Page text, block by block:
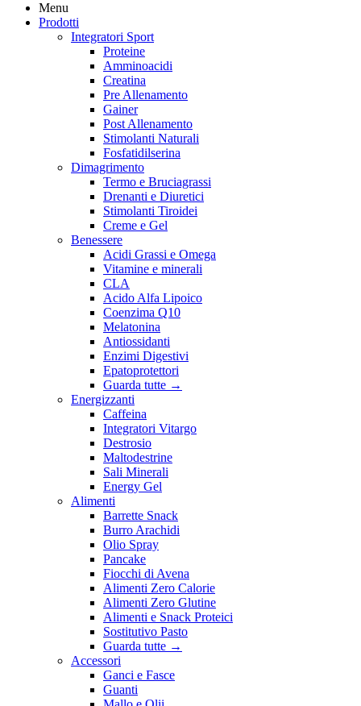
Menu
Prodotti
Integratori Sport
Proteine
Amminoacidi
Creatina
Pre Allenamento
Gainer
Post Allenamento
Stimolanti Naturali
Fosfatidilserina
Dimagrimento
Termo e Bruciagrassi
Drenanti e Diuretici
Stimolanti Tiroidei
Creme e Gel
Benessere
Acidi Grassi e Omega
Vitamine e minerali
CLA
Acido Alfa Lipoico
Coenzima Q10
Melatonina
Antiossidanti
Enzimi Digestivi
Epatoprotettori
Guarda tutte →
Energizzanti
Caffeina
Integratori Vitargo
Destrosio
Maltodestrine
Sali Minerali
Energy Gel
Alimenti
Barrette Snack
Burro Arachidi
Olio Spray
Pancake
Fiocchi di Avena
Alimenti Zero Calorie
Alimenti Zero Glutine
Alimenti e Snack Proteici
Sostitutivo Pasto
Guarda tutte →
Accessori
Ganci e Fasce
Guanti